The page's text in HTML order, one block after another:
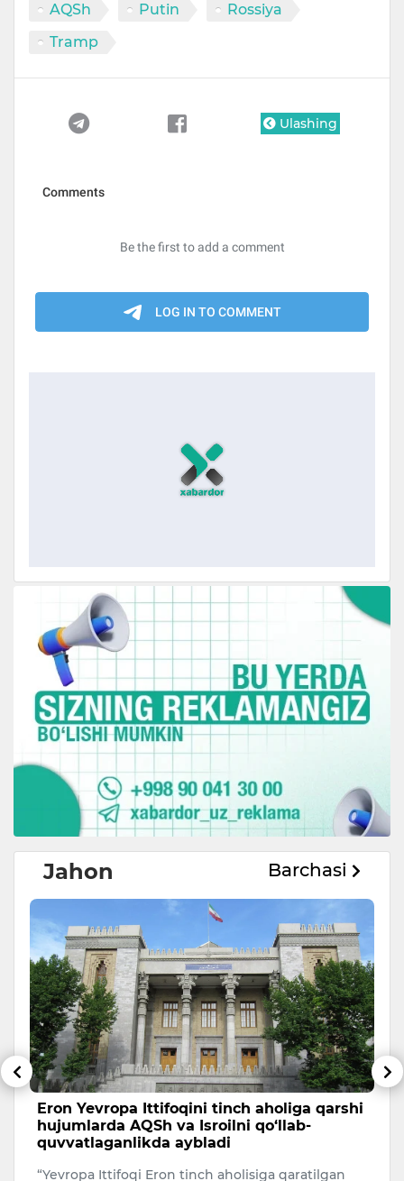
AQSh Putin
Rossiya
Tramp
Ulashing
Jahon Barchasi
Eron Yevropa Ittifoqini tinch aholiga qarshi
hujumlarda AQSh va Isroilni qo‘llab-
quvvatlaganlikda aybladi
“Yevropa Ittifoqi Eron tinch aholisiga qaratilgan